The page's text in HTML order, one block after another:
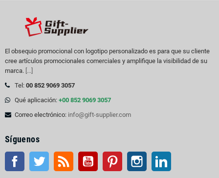
El obsequio promocional con logotipo personalizado es para que su cliente
cree artículos promocionales comerciales y amplifique la visibilidad de su
marca. [...]
Tel: 00 852 9069 3057
Qué aplicación: +00 852 9069 3057
Correo electrónico: info@gift-supplier.com
Síguenos
Facebook Gorjeo Rss YouTube Pinterest Instagram